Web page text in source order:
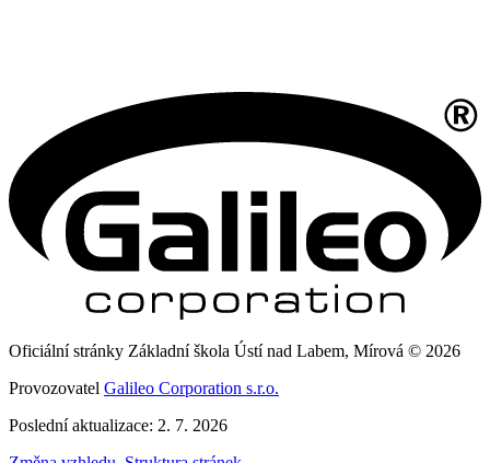
Oficiální stránky Základní škola Ústí nad Labem, Mírová © 2026
Provozovatel Galileo Corporation s.r.o.
Poslední aktualizace: 2. 7. 2026